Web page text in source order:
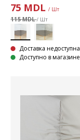
75 MDL / Шт
115 MDL/ Шт
Доставка недоступна
Доступно в магазине